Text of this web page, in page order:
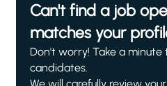
Can't find a job
matches your
Don't worry! Take a
candidates.